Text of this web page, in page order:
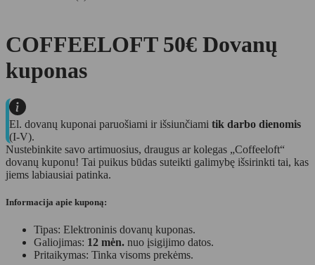
COFFEELOFT 50€ Dovanų
kuponas
El. dovanų kuponai paruošiami ir išsiunčiami tik darbo dienomis
(I-V).
Nustebinkite savo artimuosius, draugus ar kolegas „Coffeeloft“
dovanų kuponu! Tai puikus būdas suteikti galimybę išsirinkti tai, kas
jiems labiausiai patinka.
Informacija apie kuponą:
Tipas: Elektroninis dovanų kuponas.
Galiojimas: 12 mėn. nuo įsigijimo datos.
Pritaikymas: Tinka visoms prekėms.